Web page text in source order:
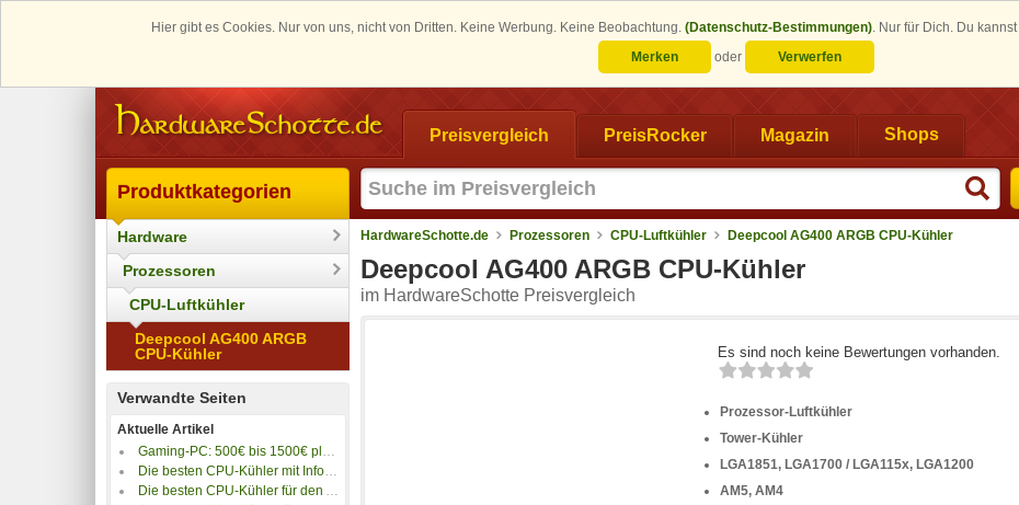
Hier gibt es Cookies. Nur von uns, nicht von Dritten. Keine Werbung. Keine Beobachtung. (Datenschutz-Bestimmungen). Nur für Dich. Du kannst
Merken
oder Verwerfen
Preisvergleich PreisRocker Magazin Shops
Produktkategorien
Hardware
Prozessoren
CPU-Luftkühler
Deepcool AG400 ARGB
CPU-Kühler
Verwandte Seiten
Aktuelle Artikel
Gaming-PC: 500€ bis 1500€ plus 4K-Gaming PC
Die besten CPU-Kühler mit Info-Display
Die besten CPU-Kühler für den AMD-Sockel sTR5
HardwareSchotte.de Prozessoren CPU-Luftkühler Deepcool AG400 ARGB CPU-Kühler
Deepcool AG400 ARGB CPU-Kühler
im HardwareSchotte Preisvergleich
Es sind noch keine Bewertungen vorhanden.
Prozessor-Luftkühler
Tower-Kühler
LGA1851, LGA1700 / LGA115x, LGA1200
AM5, AM4